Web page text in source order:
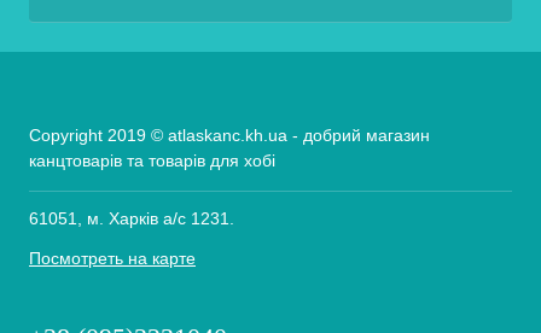
Copyright 2019 © atlaskanc.kh.ua - добрий магазин
канцтоварів та товарів для хобі
61051, м. Харків а/с 1231.
Посмотреть на карте